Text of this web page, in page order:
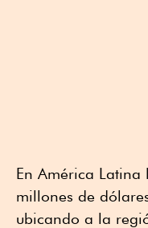
En América
millones de
ubicando a la